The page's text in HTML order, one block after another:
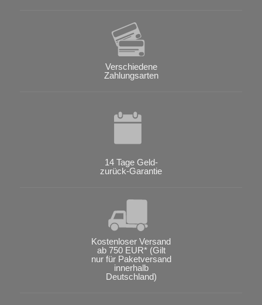
Verschiedene
Zahlungsarten
14 Tage Geld-
zurück-Garantie
Kostenloser Versand
ab 750 EUR* (Gilt
nur für Paketversand
innerhalb
Deutschland)